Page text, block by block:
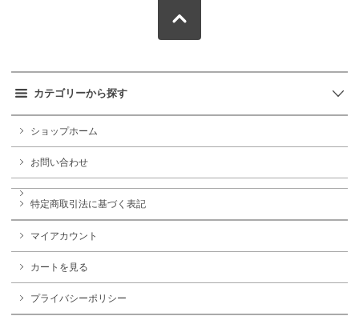
カテゴリーから探す
ショップホーム
お問い合わせ
特定商取引法に基づく表記
マイアカウント
カートを見る
プライバシーポリシー